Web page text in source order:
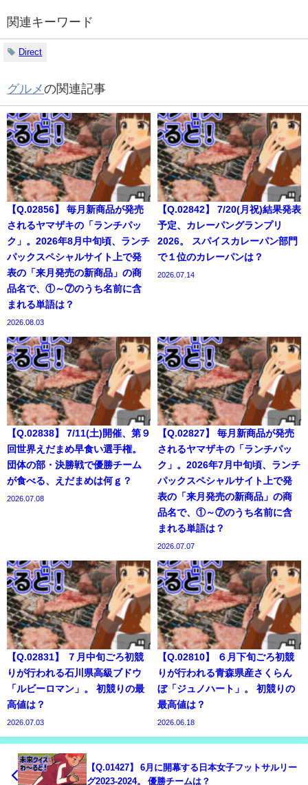
関連キーワード
Direct
グルメの関連記事
【Q.02856】 毎月新商品が発売
されるヤマザキの「ランチパッ
ク」。2026年8月中旬頃、ランチ
パックスペシャルサイト上で発
表の「来月発売の新商品」の商
品名で、①～⑦のうち名前に含
まれる単語は？
2026.08.03
【Q.02842】 7/20(月祝)結果発表
予定、カレーパングランプリ
2026。 スパイスカレーパン部門
で１位のカレーパンは？
2026.07.14
【Q.02838】 7/11(土)開催、第９
回世界えだまめ早食い選手権。
団体の部・決勝戦で優勝チーム
が食べる、えだまめは何ｇ？
2026.07.08
【Q.02827】 毎月新商品が発売
されるヤマザキの「ランチパッ
ク」。2026年7月中旬頃、ランチ
パックスペシャルサイト上で発
表の「来月発売の新商品」の商
品名で、①～⑦のうち名前に含
まれる単語は？
2026.07.07
【Q.02831】 ７月中旬ごろ初競
りが行われる石川県高級ブドウ
「ルビーロマン」。 初競りの最
高値は？
2026.07.03
【Q.02810】 ６月下旬ごろ初競
りが行われる青森県産さくらん
ぼ「ジュノハート」。 初競りの
最高値は？
2026.06.18
【Q.01427】 6月に開幕する日本女子フットサルリー
グ2023-2024。 優勝チームは？